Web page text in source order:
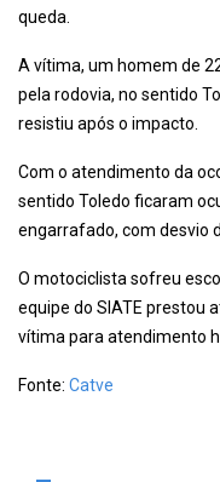
queda.
A vítima, um homem de
pela rodovia, no sentido
resistiu após o impacto.
Com o atendimento da
sentido Toledo ficaram
engarrafado, com desvio
O motociclista sofreu
equipe do SIATE prestou
vítima para atendimento
Fonte: Catve